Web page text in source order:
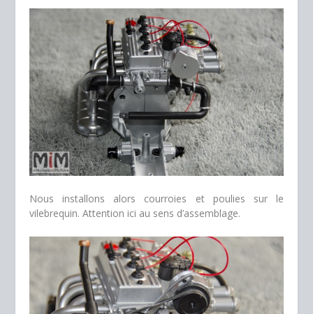
Nous installons alors courroies et poulies sur le
vilebrequin. Attention ici au sens d’assemblage.